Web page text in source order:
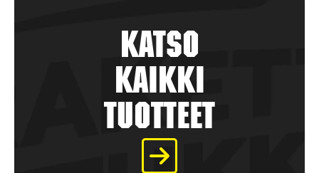
Katso
kaikki
tuotteet